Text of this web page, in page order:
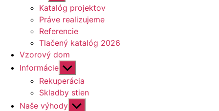
druhú
úroveň
navigácie
Katalóg projektov
Práve realizujeme
Referencie
Tlačený katalóg 2026
Vzorový dom
Informácie Zobraziť
druhú
úroveň
navigácie
Rekuperácia
Skladby stien
Naše výhody Zobraziť